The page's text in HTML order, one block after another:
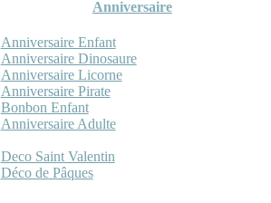
Anniversaire
Anniversaire Enfant
Anniversaire Dinosaure
Anniversaire Licorne
Anniversaire Pirate
Bonbon Enfant
Anniversaire Adulte
Deco Saint Valentin
Déco de Pâques